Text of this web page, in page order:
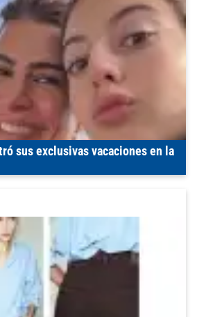
sus exclusivas vacaciones en la